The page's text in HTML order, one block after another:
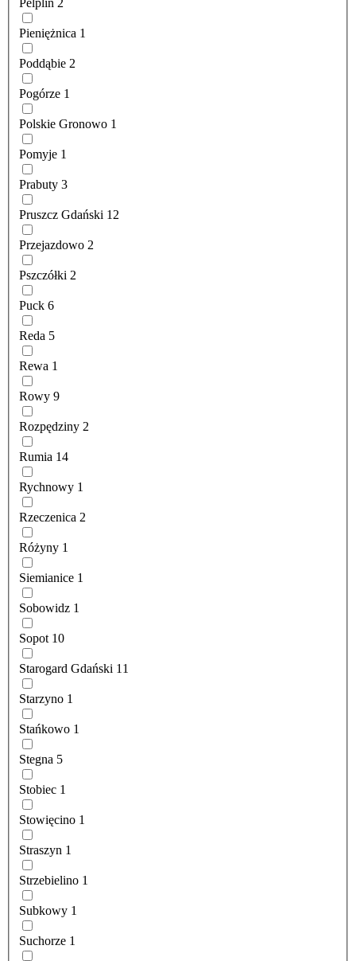
Pelplin 2
Pieniężnica 1
Poddąbie 2
Pogórze 1
Polskie Gronowo 1
Pomyje 1
Prabuty 3
Pruszcz Gdański 12
Przejazdowo 2
Pszczółki 2
Puck 6
Reda 5
Rewa 1
Rowy 9
Rozpędziny 2
Rumia 14
Rychnowy 1
Rzeczenica 2
Różyny 1
Siemianice 1
Sobowidz 1
Sopot 10
Starogard Gdański 11
Starzyno 1
Stańkowo 1
Stegna 5
Stobiec 1
Stowięcino 1
Straszyn 1
Strzebielino 1
Subkowy 1
Suchorze 1